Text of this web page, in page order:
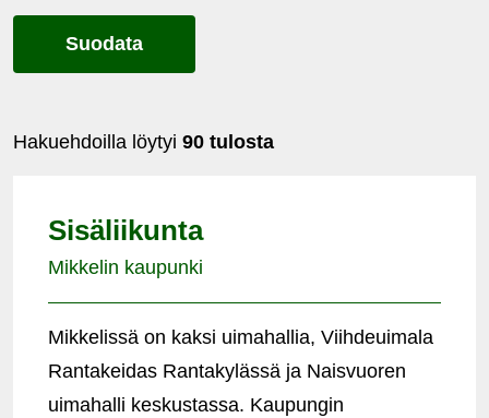
Suodata
Hakuehdoilla löytyi 90 tulosta
Sisäliikunta
Mikkelin kaupunki
Mikkelissä on kaksi uimahallia, Viihdeuimala
Rantakeidas Rantakylässä ja Naisvuoren
uimahalli keskustassa. Kaupungin